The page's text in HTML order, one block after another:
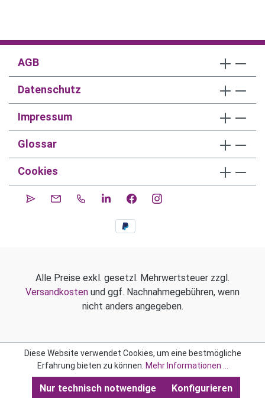
AGB
Datenschutz
Impressum
Glossar
Cookies
Alle Preise exkl. gesetzl. Mehrwertsteuer zzgl.
Versandkosten und ggf. Nachnahmegebühren, wenn
nicht anders angegeben.
Diese Website verwendet Cookies, um eine bestmögliche
Erfahrung bieten zu können. Mehr Informationen ...
Nur technisch notwendige Konfigurieren